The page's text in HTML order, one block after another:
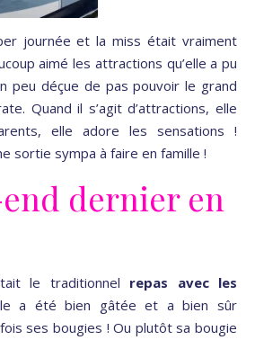
journée et la miss était vraiment
aimé les attractions qu’elle a pu
peu déçue de pas pouvoir le grand
Quand il s’agit d’attractions, elle
elle adore les sensations !
sortie sympa à faire en famille !
dernier en
le traditionnel repas avec les
a été bien gâtée et a bien sûr
ses bougies ! Ou plutôt sa bougie